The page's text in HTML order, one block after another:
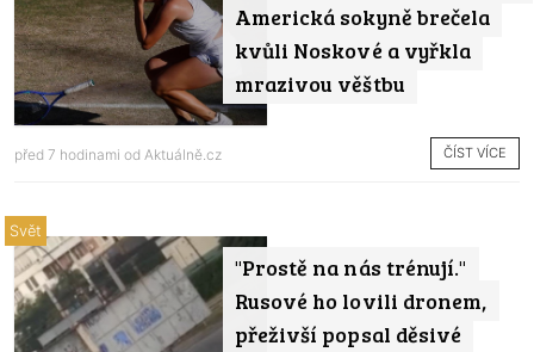
Americká sokyně brečela
kvůli Noskové a vyřkla
mrazivou věštbu
před 7 hodinami od Aktuálně.cz ČÍST VÍCE
"Prostě na nás trénují."
Rusové ho lovili dronem,
přeživší popsal děsivé
Svět